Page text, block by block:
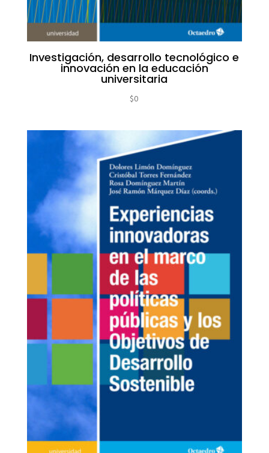
Investigación, desarrollo tecnológico e
innovación en la educación
universitaria
$0